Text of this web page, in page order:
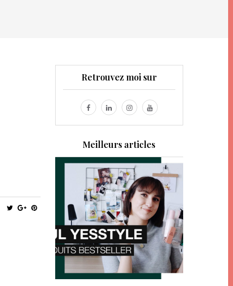
Retrouvez moi sur
Meilleurs articles